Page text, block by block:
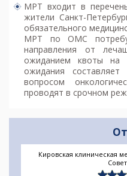
МРТ входит в
жители Санкт-
обязательного
МРТ по ОМС
направления от
ожиданием квоты на
ожидания
вопросом
проводят в срочном
Медицинский